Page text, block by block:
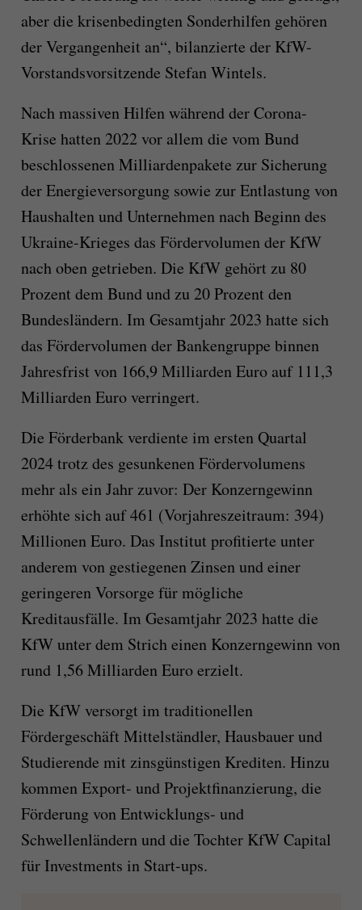
aber die krisenbedingten Sonderhilfen gehören
der Vergangenheit an“, bilanzierte der KfW-
Vorstandsvorsitzende Stefan Wintels.
Nach massiven Hilfen während der Corona-
Krise hatten 2022 vor allem die vom Bund
beschlossenen Milliardenpakete zur Sicherung
der Energieversorgung sowie zur Entlastung von
Haushalten und Unternehmen nach Beginn des
Ukraine-Krieges das Fördervolumen der KfW
nach oben getrieben. Die KfW gehört zu 80
Prozent dem Bund und zu 20 Prozent den
Bundesländern. Im Gesamtjahr 2023 hatte sich
das Fördervolumen der Bankengruppe binnen
Jahresfrist von 166,9 Milliarden Euro auf 111,3
Milliarden Euro verringert.
Die Förderbank verdiente im ersten Quartal
2024 trotz des gesunkenen Fördervolumens
mehr als ein Jahr zuvor: Der Konzerngewinn
erhöhte sich auf 461 (Vorjahreszeitraum: 394)
Millionen Euro. Das Institut profitierte unter
anderem von gestiegenen Zinsen und einer
geringeren Vorsorge für mögliche
Kreditausfälle. Im Gesamtjahr 2023 hatte die
KfW unter dem Strich einen Konzerngewinn von
rund 1,56 Milliarden Euro erzielt.
Die KfW versorgt im traditionellen
Fördergeschäft Mittelständler, Hausbauer und
Studierende mit zinsgünstigen Krediten. Hinzu
kommen Export- und Projektfinanzierung, die
Förderung von Entwicklungs- und
Schwellenländern und die Tochter KfW Capital
für Investments in Start-ups.